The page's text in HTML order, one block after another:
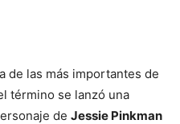
de las más importantes de
término se lanzó una
de Jessie Pinkman